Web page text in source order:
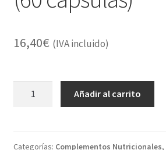
16,40€ (IVA incluido)
estomago
Añadir al carrito
Categorías: Complementos Nutricionales,